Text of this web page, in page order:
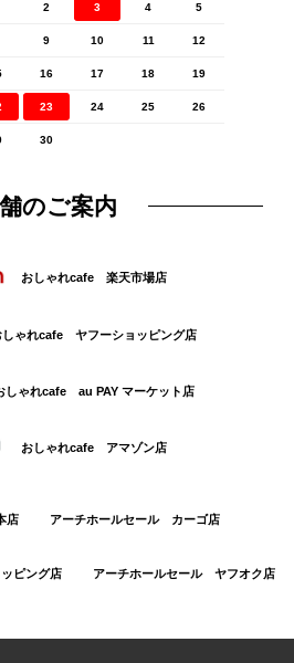
2 3 4 5
9 10 11 12
16 17 18 19
23 24 25 26
30
のご案内
おしゃれcafe 楽天市場店
しゃれcafe ヤフーショッピング店
しゃれcafe au PAY マーケット店
おしゃれcafe アマゾン店
店 アーチホールセール カーゴ店
ピング店 アーチホールセール ヤフオク店